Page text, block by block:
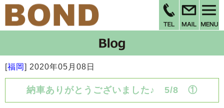
[福岡] 2020年05月08日
納車ありがとうございました♪ 5/8 ①